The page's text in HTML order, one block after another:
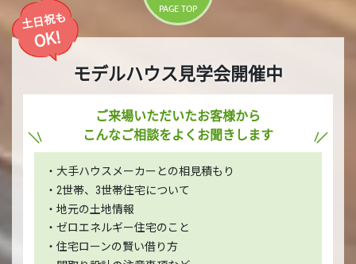
PAGE TOP
土日祝も
OK!
モデルハウス見学会開催中
ご来場いただいたお客様から
こんなご相談をよくお聞きします
・大手ハウスメーカーとの相見積もり
・2世帯、3世帯住宅について
・地元の土地情報
・ゼロエネルギー住宅のこと
・住宅ローンの賢い借り方